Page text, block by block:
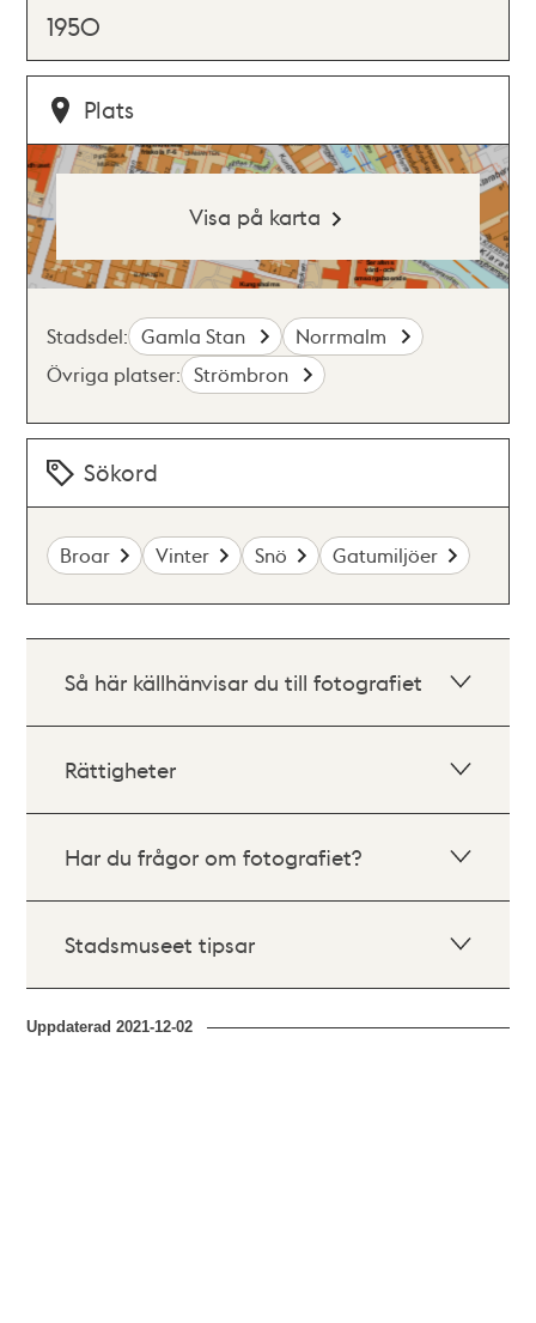
1950
Plats
Visa på karta
Stadsdel: Gamla Stan
Norrmalm
Övriga platser: Strömbron
Sökord
Broar Vinter Snö Gatumiljöer
Så här källhänvisar du till fotografiet
Rättigheter
Har du frågor om fotografiet?
Stadsmuseet tipsar
Uppdaterad2021-12-02